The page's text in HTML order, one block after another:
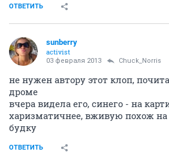
ОТВЕТИТЬ
sunberry
activist
03 февраля 2013 Chuck_Norris
не нужен автору этот клоп,
дроме
вчера видела его, синего - на
харизматичнее, вживую похож
будку
ОТВЕТИТЬ